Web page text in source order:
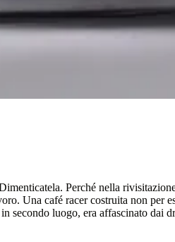
Perché nella
Una café racer costruita non per
luogo, era affascinato dai